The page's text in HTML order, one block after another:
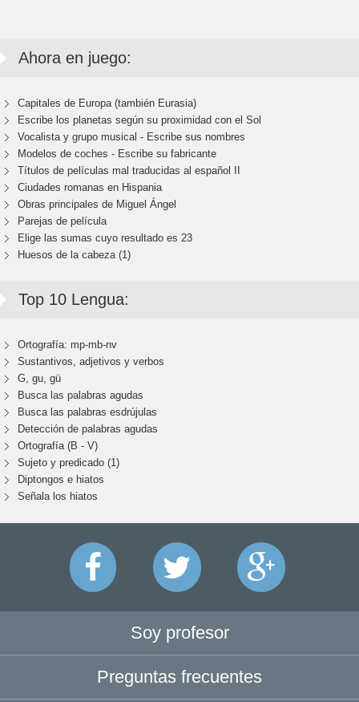
Ahora en juego:
Capitales de Europa (también Eurasia)
Escribe los planetas según su proximidad con el Sol
Vocalista y grupo musical - Escribe sus nombres
Modelos de coches - Escribe su fabricante
Títulos de películas mal traducidas al español II
Ciudades romanas en Hispania
Obras principales de Miguel Ángel
Parejas de película
Elige las sumas cuyo resultado es 23
Huesos de la cabeza (1)
Top 10 Lengua:
Ortografía: mp-mb-nv
Sustantivos, adjetivos y verbos
G, gu, gü
Busca las palabras agudas
Busca las palabras esdrújulas
Detección de palabras agudas
Ortografía (B - V)
Sujeto y predicado (1)
Diptongos e hiatos
Señala los hiatos
Soy profesor
Preguntas frecuentes